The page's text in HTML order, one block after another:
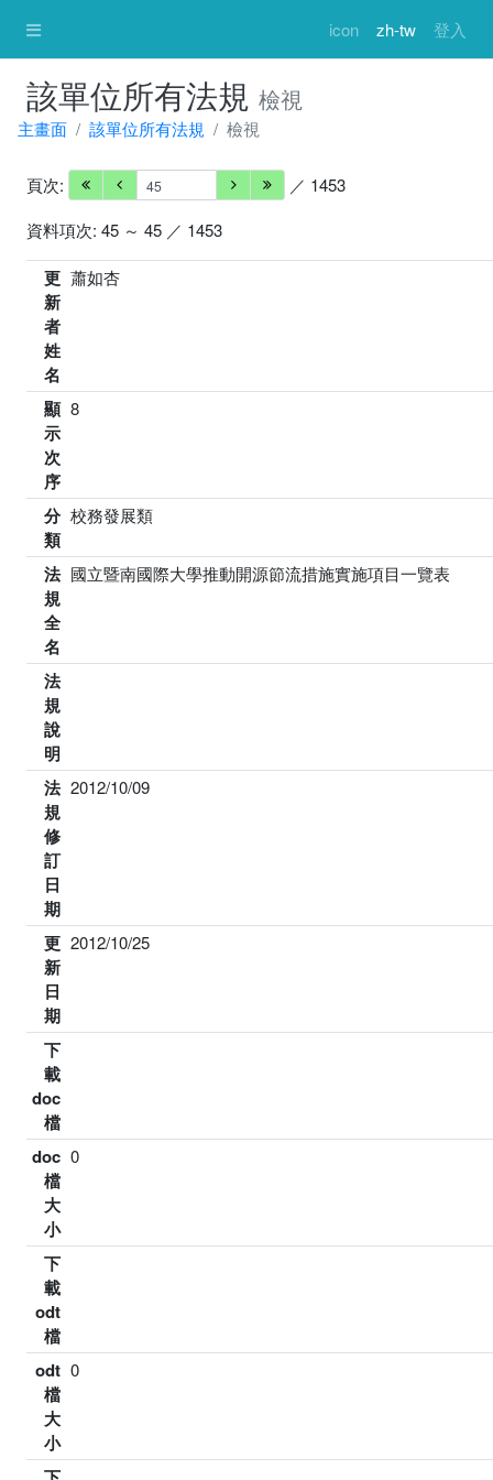
icon zh-tw 登入
該單位所有法規 檢視
主畫面 該單位所有法規 檢視
頁次:
／ 1453
資料項次: 45 ～ 45 ／ 1453
更
新
者
姓
名
蕭如杏
顯
示
次
序
8
分
類
校務發展類
法
規
全
名
國立暨南國際大學推動開源節流措施實施項目一覽表
法
規
說
明
法
規
修
訂
日
期
2012/10/09
更
新
日
期
2012/10/25
下
載
doc
檔
doc
檔
大
小
0
下
載
odt
檔
odt
檔
大
小
0